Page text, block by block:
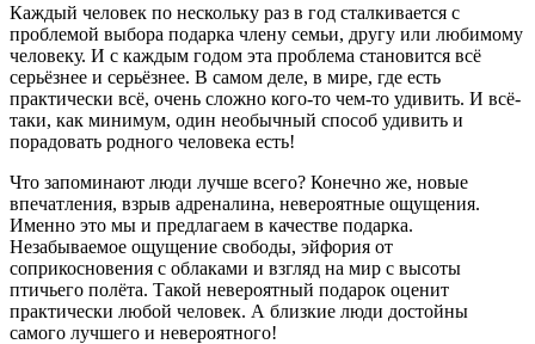
Каждый человек по нескольку раз в год сталкивается с
проблемой выбора подарка члену семьи, другу или любимому
человеку. И с каждым годом эта проблема становится всё
серьёзнее и серьёзнее. В самом деле, в мире, где есть
практически всё, очень сложно кого-то чем-то удивить. И всё-
таки, как минимум, один необычный способ удивить и
порадовать родного человека есть!
Что запоминают люди лучше всего? Конечно же, новые
впечатления, взрыв адреналина, невероятные ощущения.
Именно это мы и предлагаем в качестве подарка.
Незабываемое ощущение свободы, эйфория от
соприкосновения с облаками и взгляд на мир с высоты
птичьего полёта. Такой невероятный подарок оценит
практически любой человек. А близкие люди достойны
самого лучшего и невероятного!